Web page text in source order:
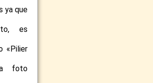
ya que
es
«Pilier
foto